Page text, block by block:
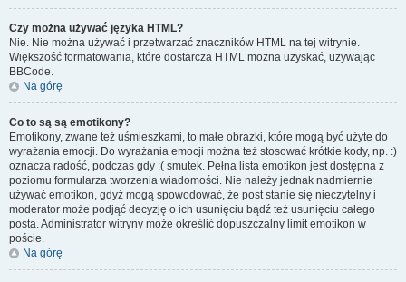
Czy można używać języka HTML?
Nie. Nie można używać i przetwarzać znaczników HTML na tej witrynie.
Większość formatowania, które dostarcza HTML można uzyskać, używając
BBCode.
Na górę
Co to są są emotikony?
Emotikony, zwane też uśmieszkami, to małe obrazki, które mogą być użyte do
wyrażania emocji. Do wyrażania emocji można też stosować krótkie kody, np. :)
oznacza radość, podczas gdy :( smutek. Pełna lista emotikon jest dostępna z
poziomu formularza tworzenia wiadomości. Nie należy jednak nadmiernie
używać emotikon, gdyż mogą spowodować, że post stanie się nieczytelny i
moderator może podjąć decyzję o ich usunięciu bądź też usunięciu całego
posta. Administrator witryny może określić dopuszczalny limit emotikon w
poście.
Na górę